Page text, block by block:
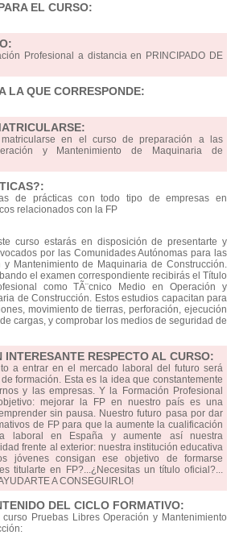
EL CURSO:
Profesional a distancia en PRINCIPADO DE
LA QUE CORRESPONDE:
en el curso de preparación a las
y Mantenimiento de Maquinaria de
de prácticas con todo tipo de empresas en
relacionados con la FP
curso estarás en disposición de presentarte y
por las Comunidades Autónomas para las
y Mantenimiento de Maquinaria de Construcción.
el examen correspondiente recibirás el Título
como TÃ¨cnico Medio en Operación y
de Construcción. Estos estudios capacitan para
movimiento de tierras, perforación, ejecución
cargas, y comprobar los medios de seguridad de
RESPECTO AL CURSO:
a entrar en el mercado laboral del futuro será
formación. Esta es la idea que constantemente
y las empresas. Y la Formación Profesional
mejorar la FP en nuestro país es una
sin pausa. Nuestro futuro pasa por dar
de FP para que la aumente la cualificación
laboral en España y aumente así nuestra
frente al exterior: nuestra institución educativa
jóvenes consigan ese objetivo de formarse
titularte en FP?...¿Necesitas un título oficial?...
A CONSEGUIRLO!
DEL CICLO FORMATIVO:
Pruebas Libres Operación y Mantenimiento